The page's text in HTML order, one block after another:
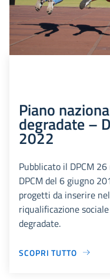
Piano
degradate –
2022
Pubblicato il DPCM
DPCM del 6 giugno
progetti da inserire
riqualificazione
degradate.
SCOPRI TUTTO